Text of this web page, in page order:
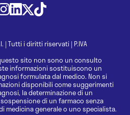
| Tutti i diritti riservati | P.IVA
sito non sono un consulto
informazioni sostituiscono un
formulata dal medico. Non si
disponibili come suggerimenti
la determinazione di un
di un farmaco senza
medicina generale o uno specialista.